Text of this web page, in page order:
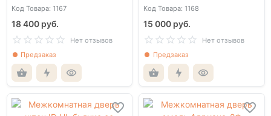
Код Товара: 1167
18 400 руб.
Нет отзывов
Предзаказ
Код Товара: 1168
15 000 руб.
Нет отзывов
Предзаказ